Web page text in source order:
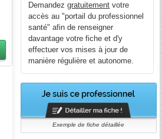
Demandezgratuitement votre
accès au "portail du professionnel
santé" afin de renseigner
davantage votre fiche et d'y
effectuer vos mises à jour de
manière régulière et autonome.
Exemple de fiche détaillée